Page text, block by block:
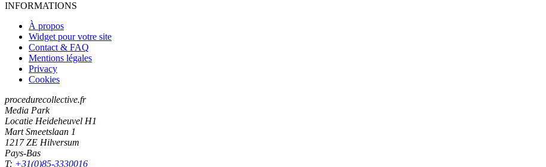
INFORMATIONS
À propos
Widget pour votre site
Contact & FAQ
Mentions légales
Privacy
Cookies
procedurecollective.fr
Media Park
Locatie Heideheuvel H1
Mart Smeetslaan 1
1217 ZE Hilversum
Pays-Bas
T: +31(0)85-3330016